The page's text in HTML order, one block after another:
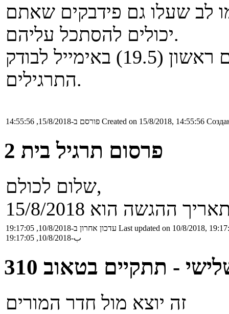
לתרגיל בית 1. שימו לב שעלו גם פידבקים שאתם
יכולים להסתכל עליהם.
ניתן לערער על הציון עד יום ראשון (19.5) באימייל לבודק
התרגילים.
פורסם ב-15/8/2018, 14:55:56 Created on 15/8/2018, 14:55:56
פרסום תרגיל בית 2
שלום לכולם,
עדכון אחרון ב-10/8/2018, 19:17:05 Last updated on 10/8/2018,
ب-10/8/2018, 19:17:05
- תתקיים בטאוב 310
זה יוצא מול חדר המורים